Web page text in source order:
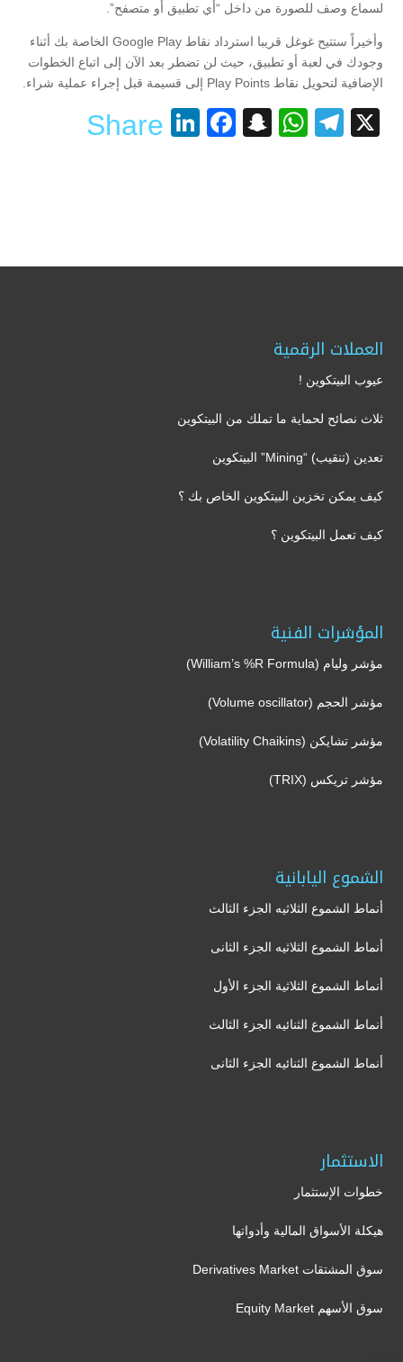
لسماع وصف للصورة من داخل “أي تطبيق أو متصفح”.
وأخيراً ستتيح غوغل قريبا استرداد نقاط Google Play الخاصة بك أثناء
وجودك في لعبة أو تطبيق، حيث لن تضطر بعد الآن إلى اتباع الخطوات
الإضافية لتحويل نقاط Play Points إلى قسيمة قبل إجراء عملية شراء.
X
Telegram
WhatsApp
Snapchat
Facebook
LinkedIn
Share
العملات الرقمية
عيوب البيتكوين !
ثلاث نصائح لحماية ما تملك من البيتكوين
تعدين (تنقيب) “Mining” البيتكوين
كيف يمكن تخزين البيتكوين الخاص بك ؟
كيف تعمل البيتكوين ؟
المؤشرات الفنية
مؤشر وليام (William’s %R Formula)
مؤشر الحجم (Volume oscillator)
مؤشر تشايكن (Volatility Chaikins)
مؤشر تريكس (TRIX)
الشموع اليابانية
أنماط الشموع الثلاثيه الجزء الثالث
أنماط الشموع الثلاثيه الجزء الثانى
أنماط الشموع الثلاثية الجزء الأول
أنماط الشموع الثنائيه الجزء الثالث
أنماط الشموع الثنائيه الجزء الثانى
الاستثمار
خطوات الإستثمار
هيكلة الأسواق المالية وأدواتها
سوق المشتقات Derivatives Market
سوق الأسهم Equity Market